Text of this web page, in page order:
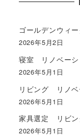
ゴールデンウィ
2026年5月2日
寝室 リノベーシ
2026年5月1日
リビング リノベ
2026年5月1日
家具選定 リビン
2026年5月1日